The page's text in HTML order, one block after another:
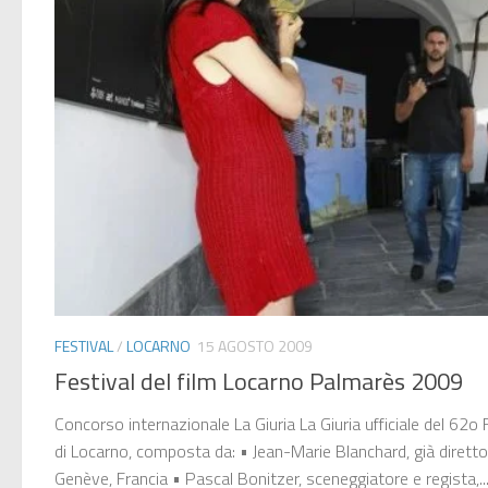
FESTIVAL/LOCARNO 15 AGOSTO 2009
Festival del film Locarno Palmarès 2009
Concorso internazionale La Giuria La Giuria ufficiale del
di Locarno, composta da: • Jean-Marie Blanchard, già
Genève, Francia • Pascal Bonitzer, sceneggiatore e regista,...